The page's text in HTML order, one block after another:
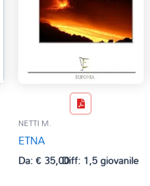
NETTI M.
ETNA
Da:€35,00Diff: 1,5 giovanile